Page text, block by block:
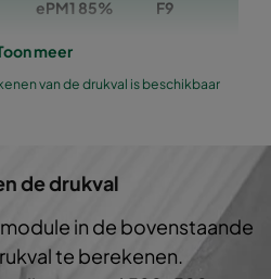
ePM1 85% F9
meer
van de drukval is beschikbaar
de drukval
in de bovenstaande
te berekenen.